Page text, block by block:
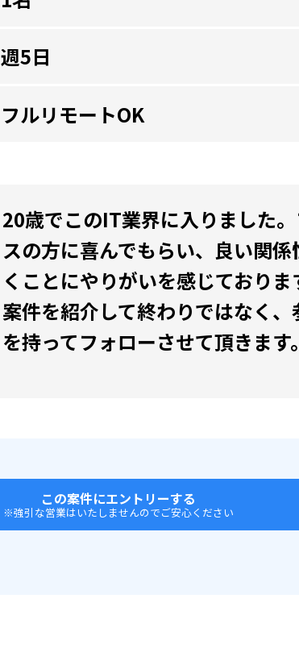
週5日
フルリモートOK
20歳でこのIT業界に入りました
スの方に喜んでもらい、良い関
くことにやりがいを感じておりま
案件を紹介して終わりではなく
を持ってフォローさせて頂きます
この案件にエントリーする
※強引な営業はいたしませんのでご安心ください